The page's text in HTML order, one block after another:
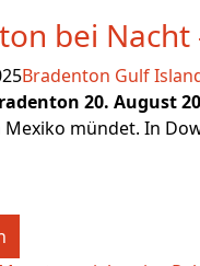
bei
Bradenton Gulf
20. August
mündet. In